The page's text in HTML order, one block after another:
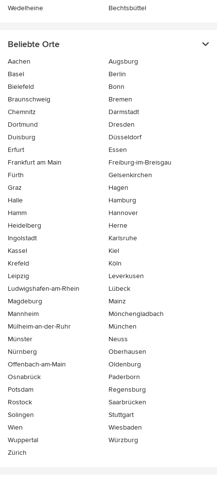
Wedelheine
Bechtsbüttel
Beliebte Orte
Aachen
Augsburg
Basel
Berlin
Bielefeld
Bonn
Braunschweig
Bremen
Chemnitz
Darmstadt
Dortmund
Dresden
Duisburg
Düsseldorf
Erfurt
Essen
Frankfurt am Main
Freiburg-im-Breisgau
Fürth
Gelsenkirchen
Graz
Hagen
Halle
Hamburg
Hamm
Hannover
Heidelberg
Herne
Ingolstadt
Karlsruhe
Kassel
Kiel
Krefeld
Köln
Leipzig
Leverkusen
Ludwigshafen-am-Rhein
Lübeck
Magdeburg
Mainz
Mannheim
Mönchen­gladbach
Mülheim-an-der-Ruhr
München
Münster
Neuss
Nürnberg
Oberhausen
Offenbach-am-Main
Oldenburg
Osnabrück
Paderborn
Potsdam
Regensburg
Rostock
Saarbrücken
Solingen
Stuttgart
Wien
Wiesbaden
Wuppertal
Würzburg
Zürich